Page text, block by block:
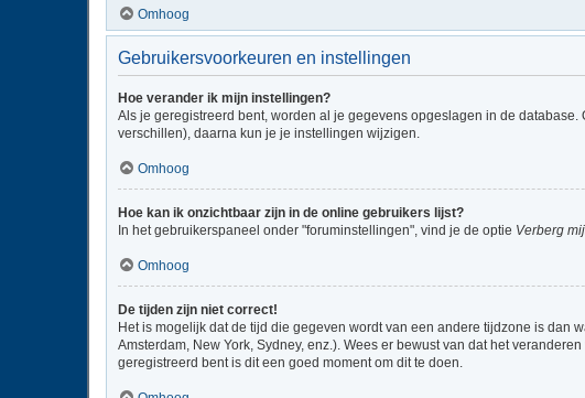
Omhoog
Gebruikersvoorkeuren en instellingen
Hoe verander ik mijn instellingen?
Als je geregistreerd bent, worden al je gegevens opgeslagen in de database.
verschillen), daarna kun je je instellingen wijzigen.
Omhoog
Hoe kan ik onzichtbaar zijn in de online gebruikers lijst?
In het gebruikerspaneel onder "foruminstellingen", vind je de optie Verberg
Omhoog
De tijden zijn niet correct!
Het is mogelijk dat de tijd die gegeven wordt van een andere tijdzone is
Amsterdam, New York, Sydney, enz.). Wees er bewust van dat het
geregistreerd bent is dit een goed moment om dit te doen.